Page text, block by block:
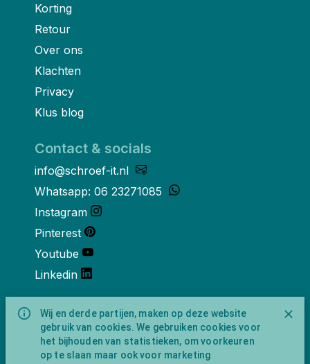
Wij en derde partijen, maken op deze website
gebruik van cookies. We gebruiken cookies voor
het bijhouden van statistieken, om voorkeuren
op te slaan maar ook voor marketing
Korting
Retour
Over ons
Klachten
Privacy
Klus blog
Contact & socials
info@schroef-it.nl
Whatsapp: 06 23271085
Instagram
Pinterest
Youtube
Linkedin
Over ons
Schroef-it is een handelsnaam van
NewFeather B.V. geregisteerd onder KVK